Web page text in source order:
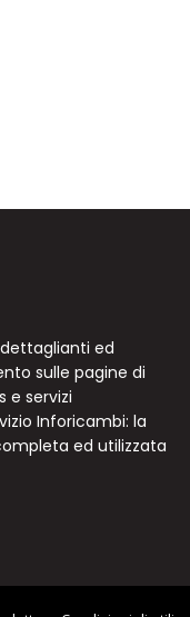
ed
sulle pagine di
e servizi
Inforicambi: la
ed utilizzata